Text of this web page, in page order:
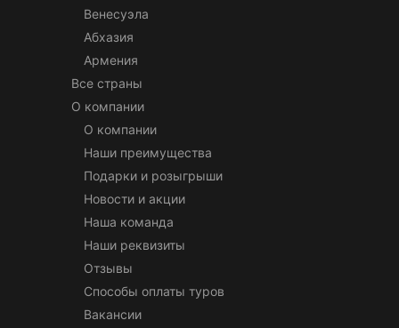
Венесуэла
Абхазия
Армения
Все страны
О компании
О компании
Наши преимущества
Подарки и розыгрыши
Новости и акции
Наша команда
Наши реквизиты
Отзывы
Способы оплаты туров
Вакансии